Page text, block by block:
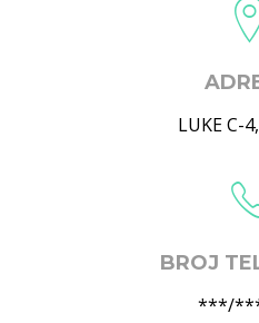
LUKE C-4,
BROJ
***/